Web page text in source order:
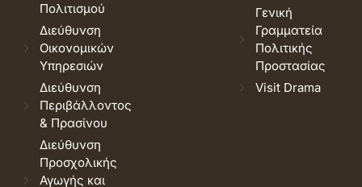
Πολιτισμού
Διεύθυνση
Οικονομικών
Υπηρεσιών
Διεύθυνση
Περιβάλλοντος
& Πρασίνου
Διεύθυνση
Προσχολικής
Αγωγής και
Γενική
Γραμματεία
Πολιτικής
Προστασίας
Visit Drama